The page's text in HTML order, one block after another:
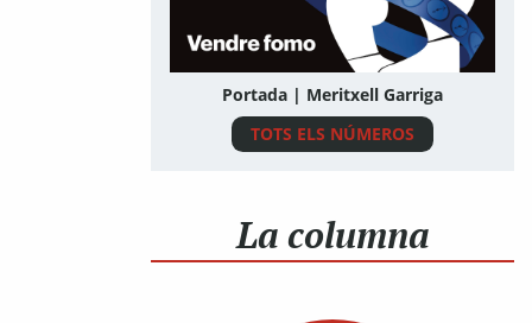
Portada | Meritxell Garriga
TOTS ELS NÚMEROS
La columna